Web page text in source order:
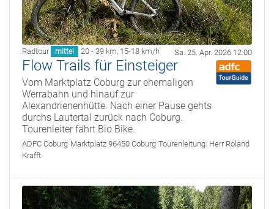
Radtour mittel 20 - 39 km, 15-18 km/h Sa. 25. Apr. 2026 12:00
Flow Trails für Einsteiger
Vom Marktplatz Coburg zur ehemaligen
Werrabahn und hinauf zur
Alexandrienenhütte. Nach einer Pause gehts
durchs Lautertal zurück nach Coburg.
Tourenleiter fährt Bio Bike.
ADFC Coburg Marktplatz 96450 Coburg Tourenleitung: Herr Roland
Krafft